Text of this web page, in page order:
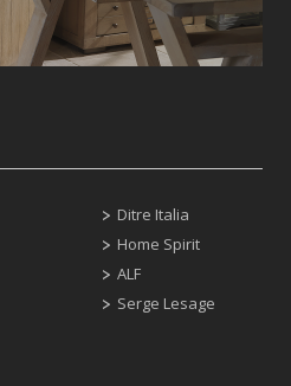
Ditre Italia
Home Spirit
ALF
Serge Lesage